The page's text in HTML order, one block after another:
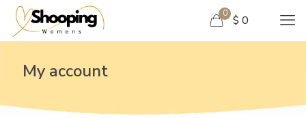
0 $ 0
My account